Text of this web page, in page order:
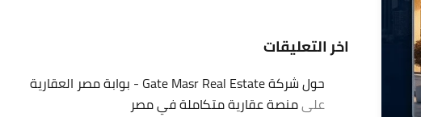
اخر التعليقات
حول شركة Gate Masr Real Estate - بوابة مصر العقارية
علىمنصة عقارية متكاملة في مصر